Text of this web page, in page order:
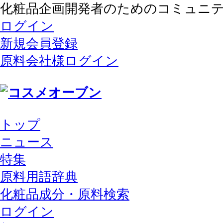
化粧品企画開発者のためのコミュニ
ログイン
新規会員登録
原料会社様ログイン
トップ
ニュース
特集
原料用語辞典
化粧品成分・原料検索
ログイン